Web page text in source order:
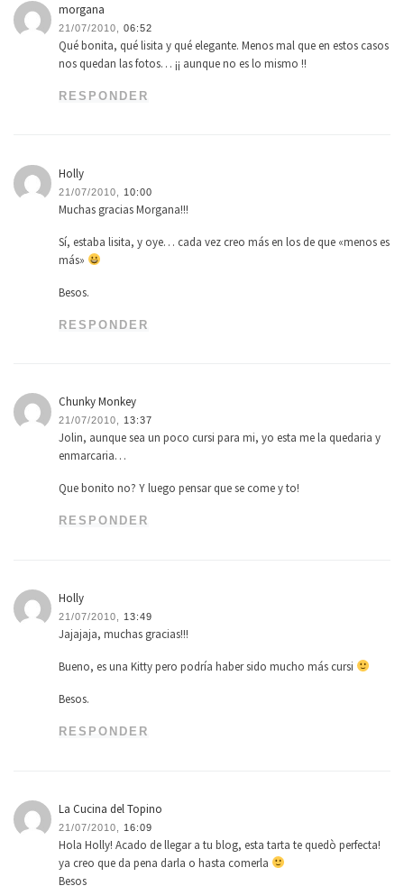
morgana
21/07/2010, 06:52
Qué bonita, qué lisita y qué elegante. Menos mal que en estos casos
nos quedan las fotos… ¡¡ aunque no es lo mismo !!
RESPONDER
Holly
21/07/2010, 10:00
Muchas gracias Morgana!!!
Sí, estaba lisita, y oye… cada vez creo más en los de que «menos es
más»
Besos.
RESPONDER
Chunky Monkey
21/07/2010, 13:37
Jolin, aunque sea un poco cursi para mi, yo esta me la quedaria y
enmarcaria…
Que bonito no? Y luego pensar que se come y to!
RESPONDER
Holly
21/07/2010, 13:49
Jajajaja, muchas gracias!!!
Bueno, es una Kitty pero podría haber sido mucho más cursi
Besos.
RESPONDER
La Cucina del Topino
21/07/2010, 16:09
Hola Holly! Acado de llegar a tu blog, esta tarta te quedò perfecta!
ya creo que da pena darla o hasta comerla
Besos